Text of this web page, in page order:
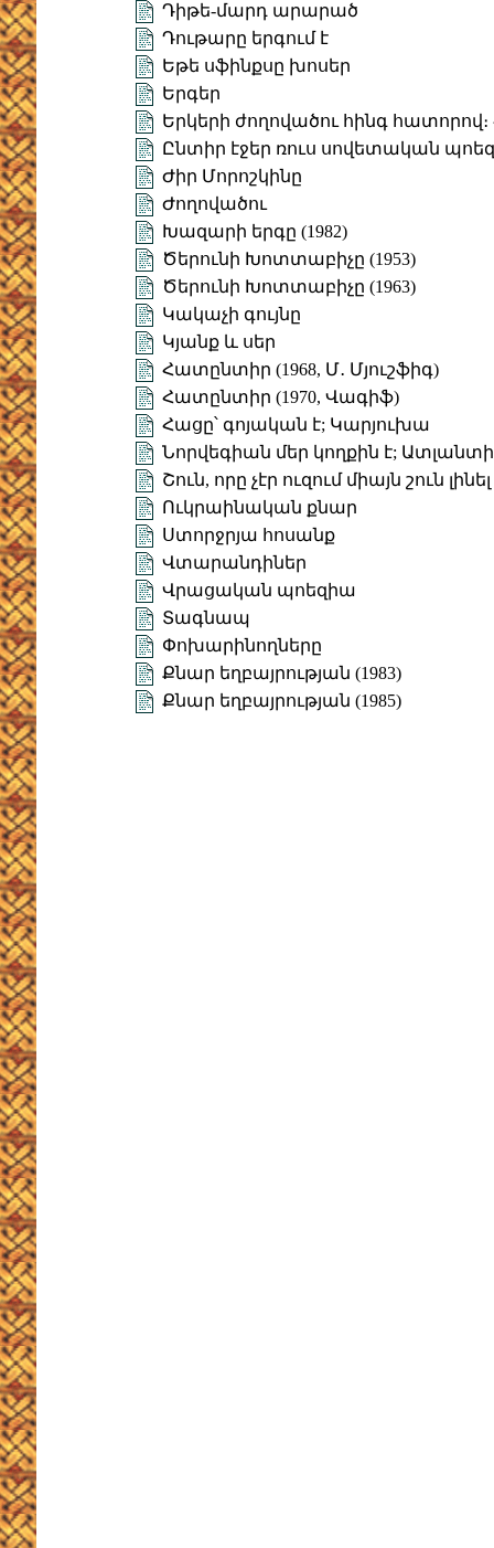
Դիթե-մարդ արարած
Դութարը երգում է
Եթե սֆինքսը խոսեր
Երգեր
Երկերի ժողովածու հինգ հատորով։
Ընտիր էջեր ռուս սովետական
Ժիր Մորոշկինը
Ժողովածու
Խազարի երգը (1982)
Ծերունի Խոտտաբիչը (1953)
Ծերունի Խոտտաբիչը (1963)
Կակաչի գույնը
Կյանք և սեր
Հատընտիր (1968, Մ․ Մյուշֆիգ)
Հատընտիր (1970, Վագիֆ)
Հացը՝ գոյական է; Կարյուխա
Նորվեգիան մեր կողքին է;
Շուն, որը չէր ուզում միայն շուն լինել
Ուկրաինական քնար
Ստորջրյա հոսանք
Վտարանդիներ
Վրացական պոեզիա
Տագնապ
Փոխարինողները
Քնար եղբայրության (1983)
Քնար եղբայրության (1985)